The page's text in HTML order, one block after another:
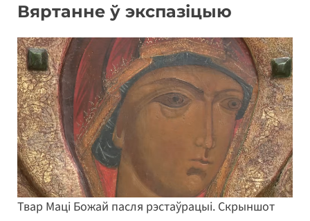
Вяртанне ў экспазіцыю
Твар Маці Божай пасля рэстаўрацыі. Скрыншот